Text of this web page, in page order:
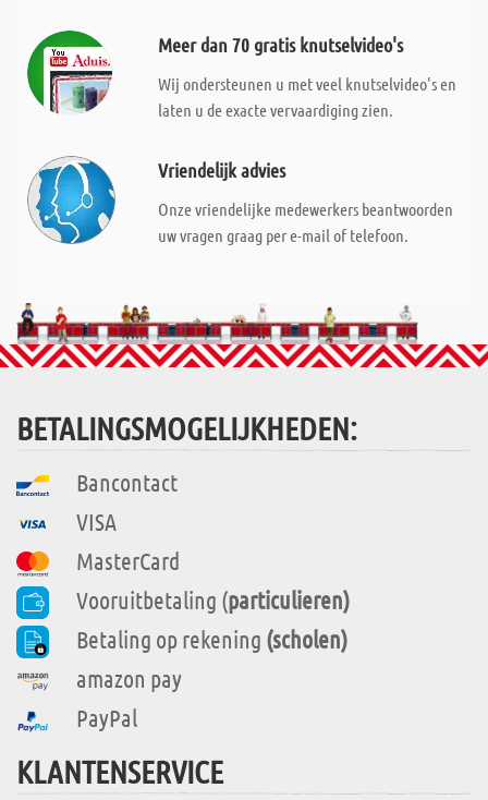
Meer dan 70 gratis knutselvideo's
Wij ondersteunen u met veel knutselvideo's en
laten u de exacte vervaardiging zien.
Vriendelijk advies
Onze vriendelijke medewerkers beantwoorden
uw vragen graag per e-mail of telefoon.
BETALINGSMOGELIJKHEDEN:
Bancontact
VISA
MasterCard
Vooruitbetaling (particulieren)
Betaling op rekening (scholen)
amazon pay
PayPal
KLANTENSERVICE